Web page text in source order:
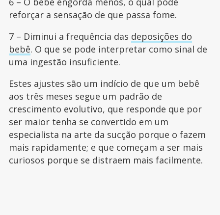
reforçar a sensação de que passa fome.
7 – Diminui a frequência das deposições do
bebê. O que se pode interpretar como sinal de
uma ingestão insuficiente.
Estes ajustes são um indício de que um bebê
aos três meses segue um padrão de
crescimento evolutivo, que responde que por
ser maior tenha se convertido em um
especialista na arte da sucção porque o fazem
mais rapidamente; e que começam a ser mais
curiosos porque se distraem mais facilmente.